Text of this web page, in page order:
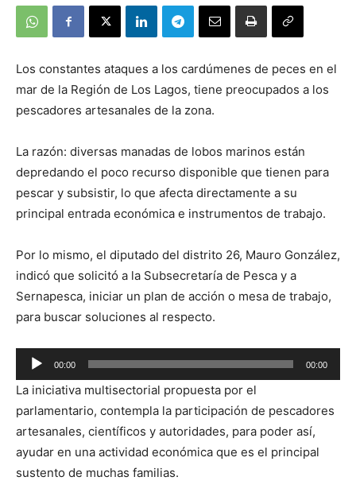
Los constantes ataques a los cardúmenes de peces en el
mar de la Región de Los Lagos, tiene preocupados a los
pescadores artesanales de la zona.
La razón: diversas manadas de lobos marinos están
depredando el poco recurso disponible que tienen para
pescar y subsistir, lo que afecta directamente a su
principal entrada económica e instrumentos de trabajo.
Por lo mismo, el diputado del distrito 26, Mauro González,
indicó que solicitó a la Subsecretaría de Pesca y a
Sernapesca, iniciar un plan de acción o mesa de trabajo,
para buscar soluciones al respecto.
Reproductor
de
audio
00:00 00:00
La iniciativa multisectorial propuesta por el
parlamentario, contempla la participación de pescadores
artesanales, científicos y autoridades, para poder así,
ayudar en una actividad económica que es el principal
sustento de muchas familias.